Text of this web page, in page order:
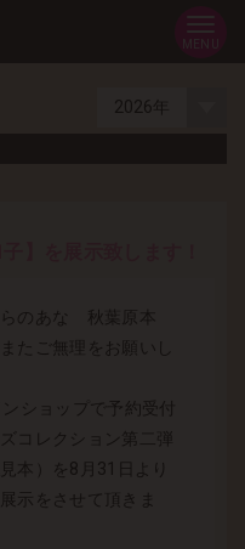
のあな 秋葉原本
たご無理をお願いし
ショップで予約受付
コレクション第二弾
本）を8月31日より
示をさせて頂きま